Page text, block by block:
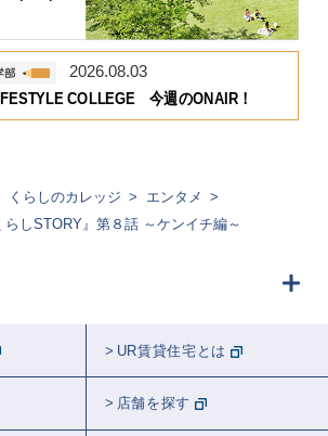
2026.08.03
COLLEGE 今週のONAIR！
くらしのカレッジ
エンタメ
しSTORY』第８話 ～ケンイチ編～
UR賃貸住宅とは
店舗を探す